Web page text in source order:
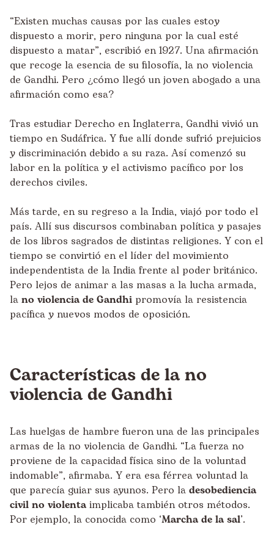
“Existen muchas causas por las cuales estoy
dispuesto a morir, pero ninguna por la cual esté
dispuesto a matar”, escribió en 1927. Una afirmación
que recoge la esencia de su filosofía, la no violencia
de Gandhi. Pero ¿cómo llegó un joven abogado a una
afirmación como esa?
Tras estudiar Derecho en Inglaterra, Gandhi vivió un
tiempo en Sudáfrica. Y fue allí donde sufrió prejuicios
y discriminación debido a su raza. Así comenzó su
labor en la política y el activismo pacífico por los
derechos civiles.
Más tarde, en su regreso a la India, viajó por todo el
país. Allí sus discursos combinaban política y pasajes
de los libros sagrados de distintas religiones. Y con el
tiempo se convirtió en el líder del movimiento
independentista de la India frente al poder británico.
Pero lejos de animar a las masas a la lucha armada,
la no violencia de Gandhi promovía la resistencia
pacífica y nuevos modos de oposición.
Características de la no
violencia de Gandhi
Las huelgas de hambre fueron una de las principales
armas de la no violencia de Gandhi. “La fuerza no
proviene de la capacidad física sino de la voluntad
indomable”, afirmaba. Y era esa férrea voluntad la
que parecía guiar sus ayunos. Pero la desobediencia
civil no violentaimplicaba también otros métodos.
Por ejemplo, la conocida como ‘Marcha de la sal’.